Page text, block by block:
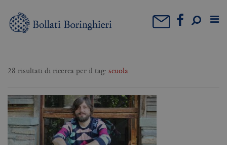
28 risultati di ricerca per il tag: scuola